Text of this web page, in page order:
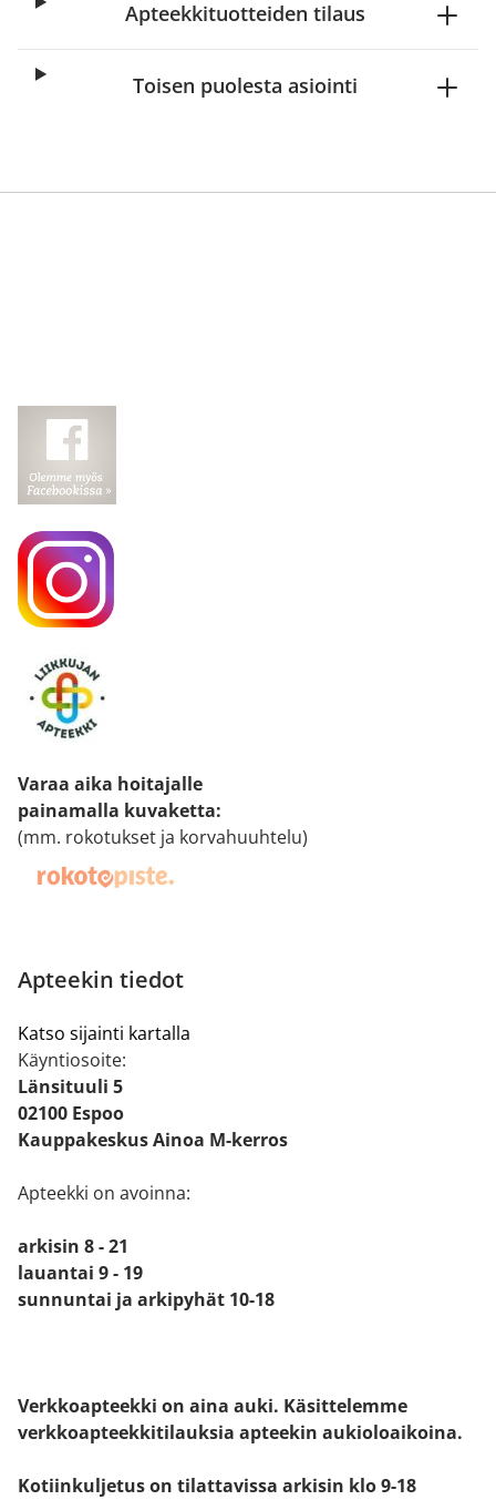
Apteekkituotteiden tilaus
Toisen puolesta asiointi
Varaa aika hoitajalle
painamalla kuvaketta:
(mm. rokotukset ja korvahuuhtelu)
Apteekin tiedot
Katso sijainti kartalla
Käyntiosoite:
Länsituuli 5
02100 Espoo
Kauppakeskus Ainoa M-kerros
Apteekki on avoinna:
arkisin 8 - 21
lauantai 9 - 19
sunnuntai ja arkipyhät 10-18
Verkkoapteekki on aina auki. Käsittelemme
verkkoapteekkitilauksia apteekin aukioloaikoina.
Kotiinkuljetus on tilattavissa arkisin klo 9-18